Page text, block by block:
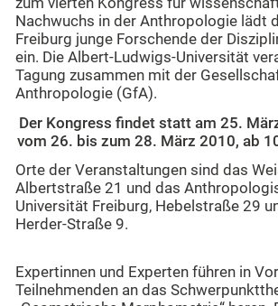
Nachwuchs in der Anthropologie lädt
Freiburg junge Forschende der
ein. Die Albert-Ludwigs-Universität
Tagung zusammen mit der
Anthropologie (GfA).
Der Kongress findet statt am 25.
vom 26. bis zum 28. März 2010, ab
Orte der Veranstaltungen sind das
Albertstraße 21 und das
Universität Freiburg, Hebelstraße 29
Herder-Straße 9.
Expertinnen und Experten führen in
Teilnehmenden an das